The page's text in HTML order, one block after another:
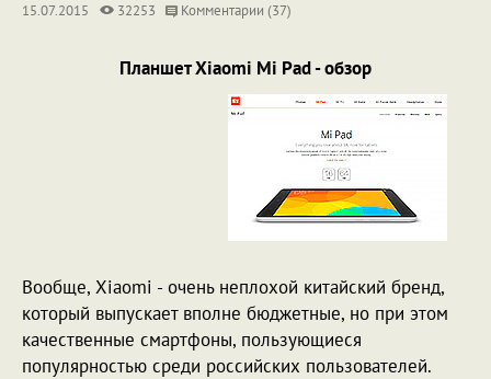
15.07.2015 32253 Комментарии (37)
Планшет Xiaomi Mi Pad - обзор
Вообще, Xiaomi - очень неплохой китайский бренд,
который выпускает вполне бюджетные, но при этом
качественные смартфоны, пользующиеся
популярностью среди российских пользователей.